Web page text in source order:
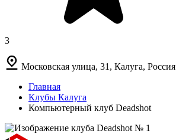
3
Московская улица, 31, Калуга, Россия
Главная
Клубы Калуга
Компьютерный клуб Deadshot